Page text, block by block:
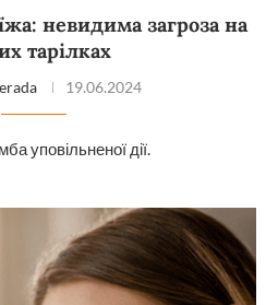
невидима загроза на
тарілках
19.06.2024
уповільненої дії.